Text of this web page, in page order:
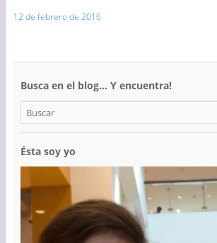
12 de febrero de 2016
Busca en el blog… Y encuentra!
Ésta soy yo